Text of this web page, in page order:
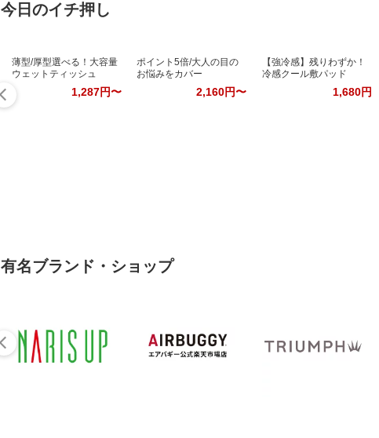
今日のイチ押し
薄型/厚型選べる！大容量
ウェットティッシュ
1,287円〜
ポイント5倍/大人の目の
お悩みをカバー
2,160円〜
【強冷感】残りわずか！
冷感クール敷パッド
1,680円
有名ブランド・ショップ